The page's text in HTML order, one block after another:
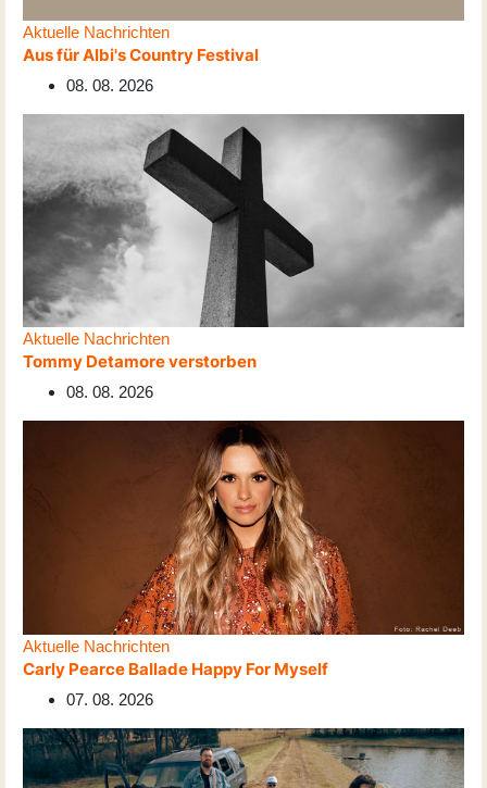
Aktuelle Nachrichten
Aus für Albi's Country Festival
08. 08. 2026
Aktuelle Nachrichten
Tommy Detamore verstorben
08. 08. 2026
Aktuelle Nachrichten
Carly Pearce Ballade Happy For Myself
07. 08. 2026